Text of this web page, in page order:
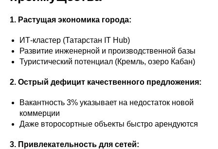
1. Растущая экономика города:
ИТ-кластер (Татарстан IT Hub)
Развитие инженерной и производственной базы
Туристический потенциал (Кремль, озеро Кабан)
2. Острый дефицит качественного предложения:
Вакантность 3% указывает на недостаток новой
коммерции
Даже второсортные объекты быстро арендуются
3. Привлекательность для сетей: